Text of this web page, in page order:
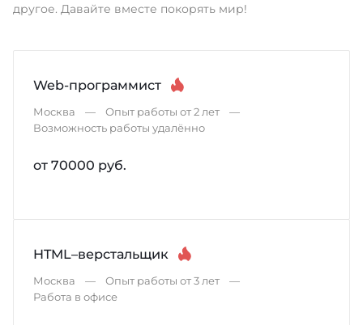
другое. Давайте вместе покорять мир!
Web-программист
от 70000 руб.
Москва
Опыт работы от 2 лет
Возможность работы удалённо
HTML–верстальщик
Москва
Опыт работы от 3 лет
Работа в офисе